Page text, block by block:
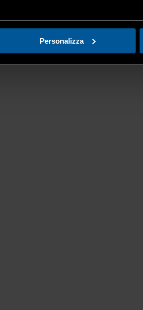
Personalizza